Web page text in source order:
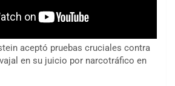
aceptó pruebas cruciales contra
en su juicio por narcotráfico en